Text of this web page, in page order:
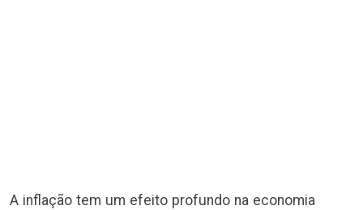
A inflação tem um efeito profundo na economia